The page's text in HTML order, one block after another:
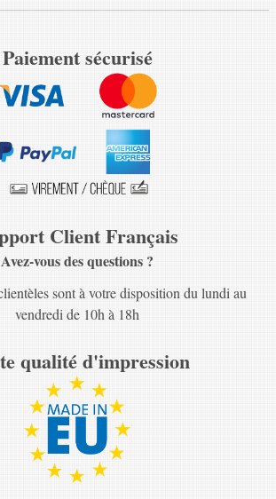
Paiement sécurisé
Client Français
Avez-vous des questions ?
sont à votre disposition du lundi au
vendredi de 10h à 18h
qualité d'impression